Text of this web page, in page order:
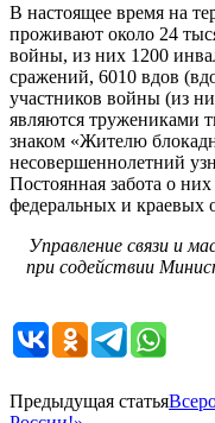
В настоящее время на
проживают около 24
войны, из них 1200
сражений, 6010 вдов
участников войны (из
являются тружениками
знаком «Жителю
несовершеннолетний
Постоянная забота о
федеральных и краевых
Управление связи и
при содействии
Предыдущая статья